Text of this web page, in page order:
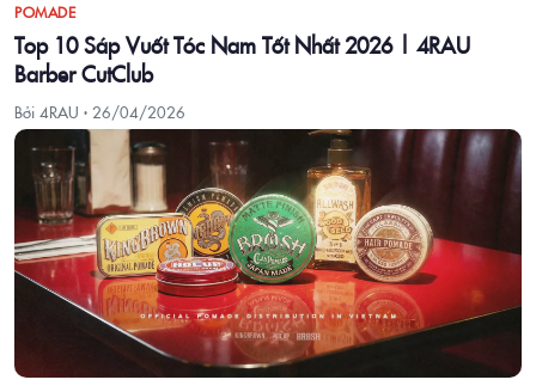
POMADE
Top 10 Sáp Vuốt Tóc Nam Tốt Nhất 2026 | 4RAU
Barber CutClub
Bởi 4RAU · 26/04/2026